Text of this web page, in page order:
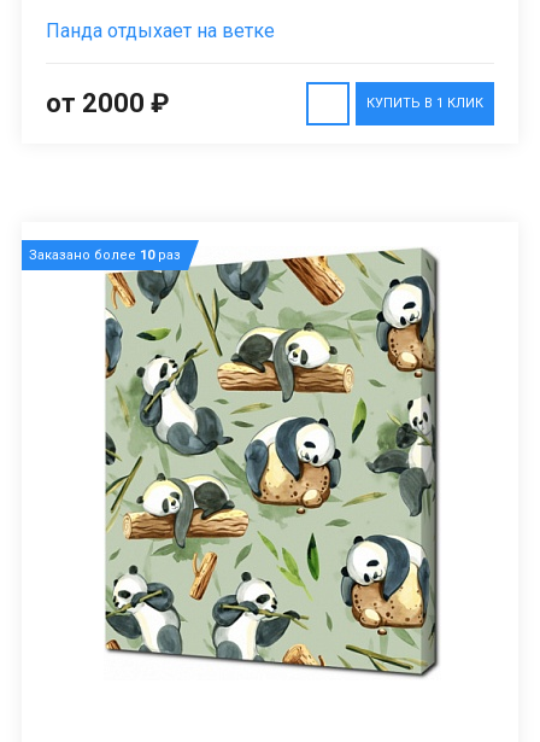
Панда отдыхает на ветке
КУПИТЬ В 1 КЛИК
от 2000 ₽
Заказано более 10раз